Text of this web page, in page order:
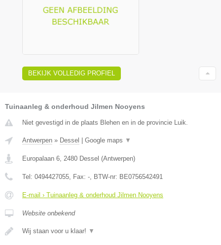
BEKIJK VOLLEDIG PROFIEL
Tuinaanleg & onderhoud Jilmen Nooyens
Niet gevestigd in de plaats Blehen en in de provincie Luik.
Antwerpen » Dessel Google maps ▼
Europalaan 6, 2480 Dessel (Antwerpen)
Tel: 0494427055, Fax: -, BTW-nr: BE0756542491
E-mail › Tuinaanleg & onderhoud Jilmen Nooyens
Website onbekend
Wij staan voor u klaar! ▼